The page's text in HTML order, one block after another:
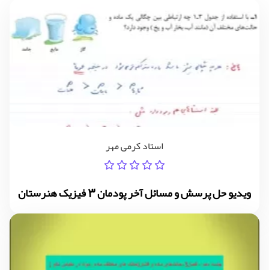
استاد کرمی مهر
ویدیو حل پرسش و مسائل آخر پودمان 3 فیزیک هنرستان